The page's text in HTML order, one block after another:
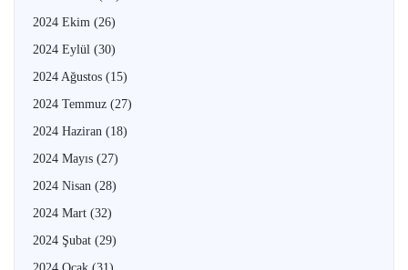
2024 Ekim (26)
2024 Eylül (30)
2024 Ağustos (15)
2024 Temmuz (27)
2024 Haziran (18)
2024 Mayıs (27)
2024 Nisan (28)
2024 Mart (32)
2024 Şubat (29)